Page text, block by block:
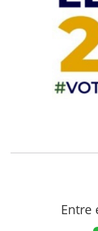
Entre